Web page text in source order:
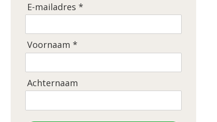
E-mailadres *
Voornaam *
Achternaam